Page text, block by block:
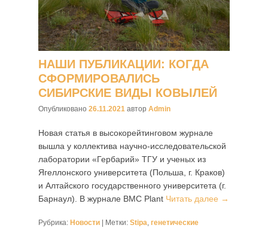
НАШИ ПУБЛИКАЦИИ: КОГДА
СФОРМИРОВАЛИСЬ
СИБИРСКИЕ ВИДЫ КОВЫЛЕЙ
Опубликовано 26.11.2021 автор Admin
Новая статья в высокорейтинговом журнале
вышла у коллектива научно-исследовательской
лаборатории «Гербарий» ТГУ и ученых из
Ягеллонского университета (Польша, г. Краков)
и Алтайского государственного университета (г.
Барнаул). В журнале BMC Plant Читать далее →
Рубрика: Новости Метки: Stipa, генетические